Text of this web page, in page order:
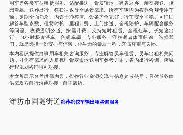
用车等各类车型租赁服务。适配接送、骨灰转运、跨省返乡、亲友接送、陵
园看墓、送葬出行、祭扫往返等全场景需求。所有车辆均为殡葬合规专用车
辆，定期全面消杀、内饰干净整洁、设备齐全完好，行车安全平稳。可详细
解答车型参数、租赁时长、里程计费、上门接送、全程陪护、车辆配套服务
等问题。收费透明公道、按需计费，支持短时租赁、全程包车、长短途出
行，24小时极速派车。合规车辆、专业服务，守护逝者体面归途。选择我
们，就是选择一份安心与信赖，让生命的最后一程，充满尊重与关怀。
本内容仅提供白事用车相关咨询服务，专业解答灵车租赁、灵车出租相关问
题，可为有需求的人群梳理骨灰盒运送用车参考方案，省内出行咨询、跨城
行程规划咨询均可对接。
本文所展示各类供需内容，仅作行业资源交流与信息参考使用，具体服务由
供需双方自行沟通对接、自主履约。
潍坊市固堤街道殡葬殡仪车辆出租咨询服务